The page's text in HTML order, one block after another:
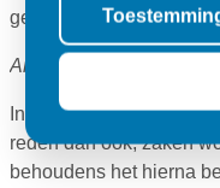
gereclameerd heeft,
Artikel 10.
Indien door
reden dan ook, zaken
behoudens het hierna